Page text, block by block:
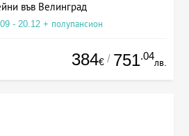
във Велинград
- 20.12 + полупансион
384€ / 751.04
лв.